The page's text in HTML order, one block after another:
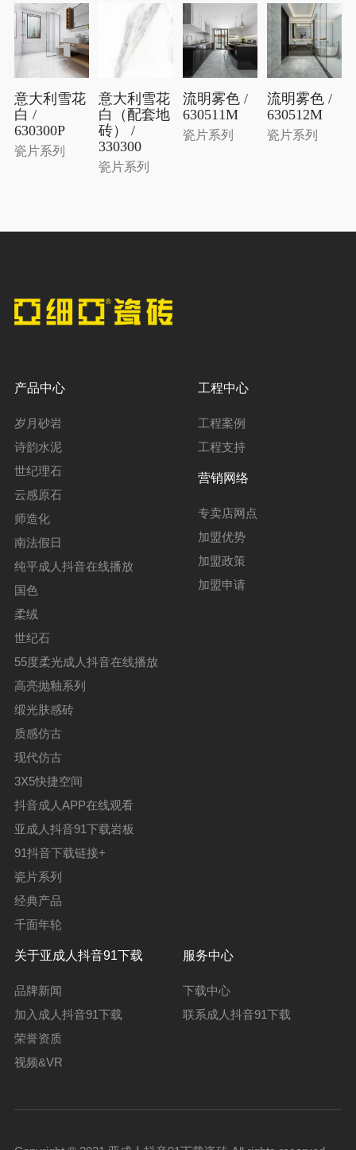
意大利雪花
白 /
630300P
瓷片系列
意大利雪花
白（配套地
砖） /
330300
瓷片系列
流明雾色 /
630511M
瓷片系列
流明雾色 /
630512M
瓷片系列
产品中心
岁月砂岩
诗韵水泥
世纪理石
云感原石
师造化
南法假日
纯平成人抖音在线播放
国色
柔绒
世纪石
55度柔光成人抖音在线播放
高亮抛釉系列
缎光肤感砖
质感仿古
现代仿古
3X5快捷空间
抖音成人APP在线观看
亚成人抖音91下载岩板
91抖音下载链接+
瓷片系列
经典产品
千面年轮
工程中心
工程案例
工程支持
营销网络
专卖店网点
加盟优势
加盟政策
加盟申请
关于亚成人抖音91下载
品牌新闻
加入成人抖音91下载
荣誉资质
视频&VR
服务中心
下载中心
联系成人抖音91下载